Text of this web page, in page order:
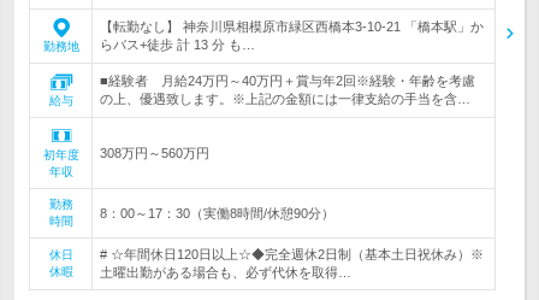
勤務地
【転勤なし】 神奈川県相模原市緑区西橋本3-10-21 「橋本駅」か
らバス+徒歩 計 13 分 も…
給与
■経験者 月給24万円～40万円＋賞与年2回※経験・年齢を考慮
の上、優遇致します。※上記の金額には一律支給の手当を含…
初年度
年収
308万円～560万円
勤務
時間
8：00～17：30（実働8時間/休憩90分）
休日
休暇
# ☆年間休日120日以上☆◆完全週休2日制（基本土日祝休み）※
土曜出勤がある場合も、必ず代休を取得…